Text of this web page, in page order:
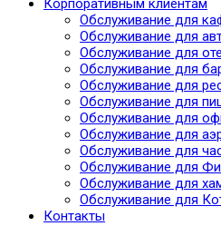
Корпоративным клиентам
Обслуживание для
Обслуживание для
Обслуживание для
Обслуживание для
Обслуживание для
Обслуживание для
Обслуживание для
Обслуживание для
Обслуживание для
Обслуживание для
Обслуживание для
Обслуживание для
Контакты